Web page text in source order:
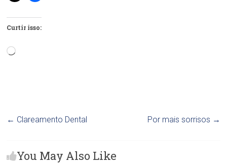
Curtir isso:
Carregando...
← Clareamento Dental Por mais sorrisos →
You May Also Like